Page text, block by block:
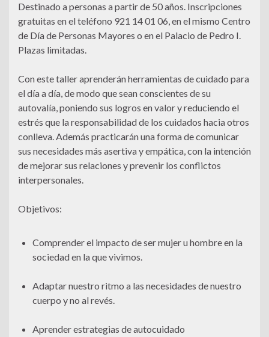
Destinado a personas a partir de 50 años. Inscripciones
gratuitas en el teléfono 921 14 01 06, en el mismo Centro
de Día de Personas Mayores o en el Palacio de Pedro I.
Plazas limitadas.
Con este taller aprenderán herramientas de cuidado para
el día a día, de modo que sean conscientes de su
autovalía, poniendo sus logros en valor y reduciendo el
estrés que la responsabilidad de los cuidados hacia otros
conlleva. Además practicarán una forma de comunicar
sus necesidades más asertiva y empática, con la intención
de mejorar sus relaciones y prevenir los conflictos
interpersonales.
Objetivos:
Comprender el impacto de ser mujer u hombre en la
sociedad en la que vivimos.
Adaptar nuestro ritmo a las necesidades de nuestro
cuerpo y no al revés.
Aprender estrategias de autocuidado